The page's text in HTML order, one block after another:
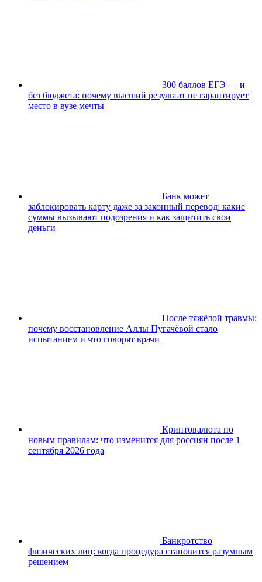
300 баллов ЕГЭ — и
без бюджета: почему высший результат не гарантирует
место в вузе мечты
Банк может
заблокировать карту даже за законный перевод: какие
суммы вызывают подозрения и как защитить свои
деньги
После тяжёлой травмы:
почему восстановление Аллы Пугачёвой стало
испытанием и что говорят врачи
Криптовалюта по
новым правилам: что изменится для россиян после 1
сентября 2026 года
Банкротство
физических лиц: когда процедура становится разумным
решением